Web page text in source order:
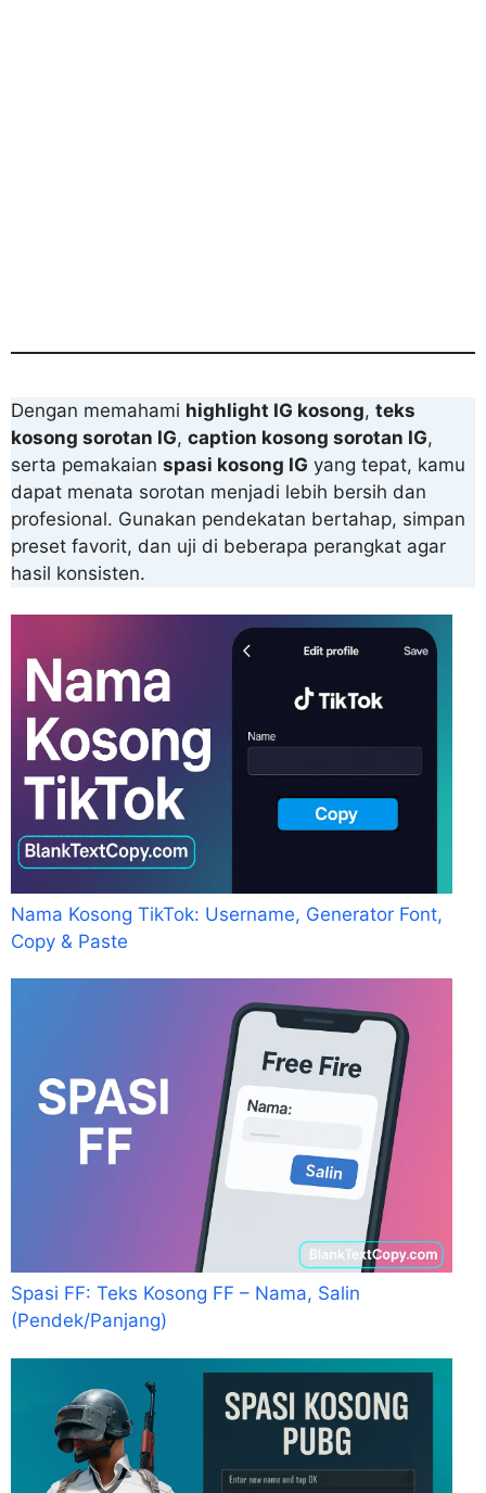
Dengan memahami highlight IG kosong, teks
kosong sorotan IG, caption kosong sorotan IG,
serta pemakaian spasi kosong IG yang tepat, kamu
dapat menata sorotan menjadi lebih bersih dan
profesional. Gunakan pendekatan bertahap, simpan
preset favorit, dan uji di beberapa perangkat agar
hasil konsisten.
Nama Kosong TikTok: Username, Generator Font,
Copy & Paste
Spasi FF: Teks Kosong FF – Nama, Salin
(Pendek/Panjang)